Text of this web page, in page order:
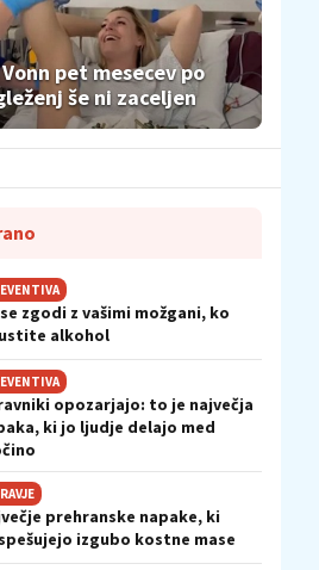
pet mesecev po
še ni zaceljen
zgodi z vašimi možgani, ko
alkohol
opozarjajo: to je največja
ki jo ljudje delajo med
prehranske napake, ki
izgubo kostne mase